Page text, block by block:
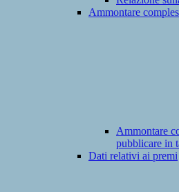
Ammontare
Ammontare
pubblicare in
Dati relativi ai premi